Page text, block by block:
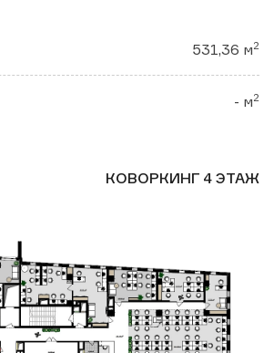
531,36 м2
- м2
КОВОРКИНГ 4 ЭТАЖ